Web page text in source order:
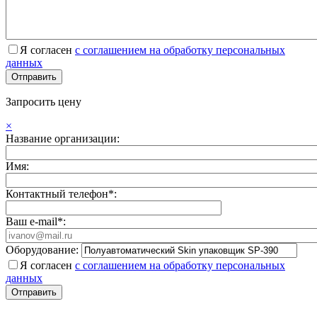
Я согласен с соглашением на обработку персональных
данных
Запросить цену
×
Название организации:
Имя:
Контактный телефон*:
Ваш e-mail*:
Оборудование:
Я согласен с соглашением на обработку персональных
данных